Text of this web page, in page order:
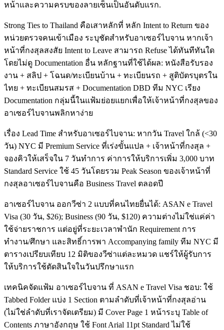
หน้าและความครบของลายเซ็นเป็นอันดับแรก.
Strong Ties to Thailand คือเสาหลักที่ หลัก Intent to Return ของ
หน่วยตรวจคนเข้าเมือง ระบุชัดสำหรับอาเซอร์ไบจาน หากเจ้า
หน้าที่กงสุลสงสัย Intent to Leave สามารถ Refuse ได้ทันทีทันใด
โดยไม่ดู Documentation อื่น หลักฐานที่ใช้ได้ผล: หนังสือรับรอง
งาน + สลิป + โฉนด/ทะเบียนบ้าน + ทะเบียนรถ + สูติบัตรบุตรใน
ไทย + ทะเบียนสมรส + Documentation DBD ทีม NYC เรียง
Documentation กลุ่มนี้ในแฟ้มย่อยแยกเพื่อให้เจ้าหน้าที่กงสุลของ
อาเซอร์ไบจานพลิกหาง่าย
เรื่อง Lead Time สำหรับอาเซอร์ไบจาน: หากวัน Travel ใกล้ (<30
วัน) NYC มี Premium Service ที่เร่งขั้นแปล + เจ้าหน้าที่กงสุล +
จองคิวให้เสร็จใน 7 วันทำการ ค่าการให้บริการเพิ่ม 3,000 บาท
Standard Service ใช้ 45 วันโดยรวม Peak Season ของเจ้าหน้าที่
กงสุลอาเซอร์ไบจานคือ Business Travel ตลอดปี
อาเซอร์ไบจาน ออกวีซ่า 2 แบบที่คนไทยยื่นได้: ASAN e Travel
Visa (30 วัน, $26); Business (90 วัน, $120) ความต่างไม่ใช่แค่ค่า
ใช้จ่ายราชการ แต่อยู่ที่ระยะเวลาพำนัก Requirement การ
ทำงาน/ศึกษา และสิทธิ์การพา Accompanying family ทีม NYC มี
ตารางเปรียบเทียบ 12 มิติของวีซ่าแต่ละหมวด แชร์ให้ผู้รับการ
ให้บริการใช้ตัดสินใจในวันปรึกษาแรก
เทคนิคจัดแฟ้ม อาเซอร์ไบจาน ที่ ASAN e Travel Visa ชอบ: ใช้
Tabbed Folder แบ่ง 1 Section ตามลำดับที่เจ้าหน้าที่กงสุลอ่าน
(ไม่ใช่ลำดับที่เราจัดเตรียม) มี Cover Page 1 หน้าระบุ Table of
Contents ภาษาอังกฤษ ใช้ Font Arial 11pt Standard ไม่ใช้